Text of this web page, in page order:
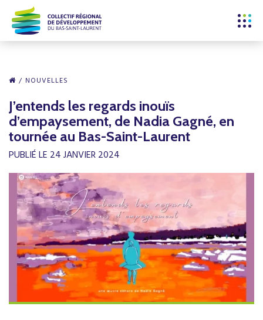
NOUVELLES
J’entends les regards inouïs
d’empaysement, de Nadia Gagné, en
tournée au Bas-Saint-Laurent
PUBLIÉ LE 24 JANVIER 2024